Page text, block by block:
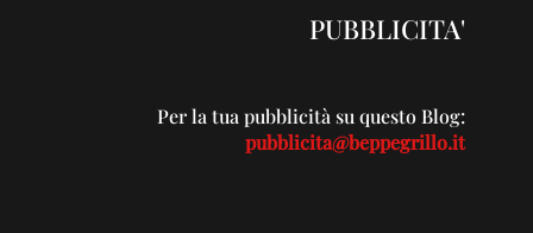
PUBBLICITA'
Per la tua pubblicità su questo Blog:
pubblicita@beppegrillo.it